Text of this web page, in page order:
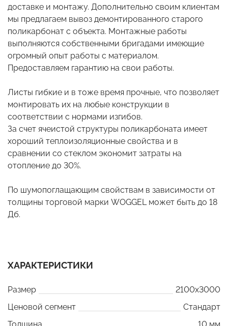
доставке и монтажу. Дополнительно своим клиентам
мы предлагаем вывоз демонтированного старого
поликарбонат с объекта. Монтажные работы
выполняются собственными бригадами имеющие
огромный опыт работы с материалом.
Предоставляем гарантию на свои работы.
Листы гибкие и в тоже время прочные, что позволяет
монтировать их на любые конструкции в
соответствии с нормами изгибов.
За счет ячеистой структуры поликарбоната имеет
хороший теплоизоляционные свойства и в
сравнении со стеклом экономит затраты на
отопление до 30%.
По шумопоглащающим свойствам в зависимости от
толщины торговой марки WOGGEL может быть до 18
Дб.
ХАРАКТЕРИСТИКИ
Размер
2100x3000
Ценовой сегмент
Стандарт
Толщина
10 мм